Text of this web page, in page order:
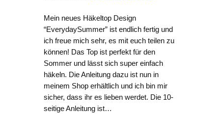
Mein neues Häkeltop Design
“EverydaySummer” ist endlich fertig und
ich freue mich sehr, es mit euch teilen zu
können! Das Top ist perfekt für den
Sommer und lässt sich super einfach
häkeln. Die Anleitung dazu ist nun in
meinem Shop erhältlich und ich bin mir
sicher, dass ihr es lieben werdet. Die 10-
seitige Anleitung ist…